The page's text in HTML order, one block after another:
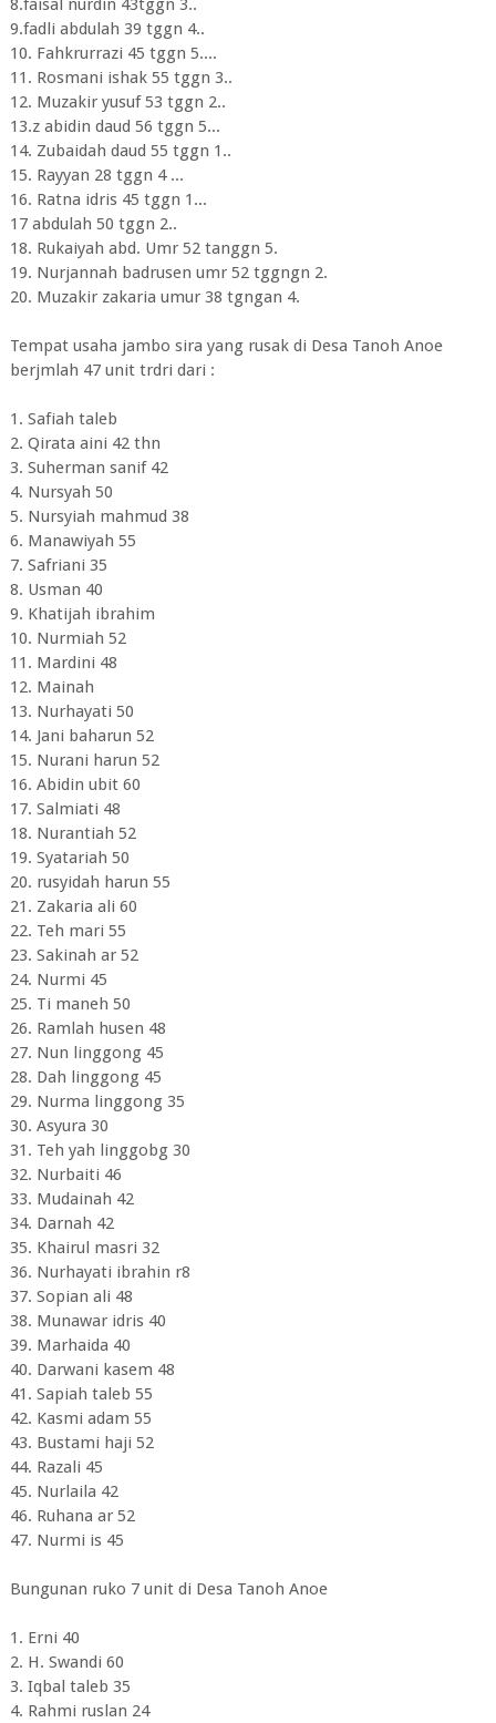
9.fadli abdulah 39 tggn 4..
10. Fahkrurrazi 45 tggn 5....
11. Rosmani ishak 55 tggn 3..
12. Muzakir yusuf 53 tggn 2..
13.z abidin daud 56 tggn 5...
14. Zubaidah daud 55 tggn 1..
15. Rayyan 28 tggn 4 ...
16. Ratna idris 45 tggn 1...
17 abdulah 50 tggn 2..
18. Rukaiyah abd. Umr 52 tanggn 5.
19. Nurjannah badrusen umr 52 tggngn 2.
20. Muzakir zakaria umur 38 tgngan 4.
Tempat usaha jambo sira yang rusak di Desa Tanoh Anoe
berjmlah 47 unit trdri dari :
1. Safiah taleb
2. Qirata aini 42 thn
3. Suherman sanif 42
4. Nursyah 50
5. Nursyiah mahmud 38
6. Manawiyah 55
7. Safriani 35
8. Usman 40
9. Khatijah ibrahim
10. Nurmiah 52
11. Mardini 48
12. Mainah
13. Nurhayati 50
14. Jani baharun 52
15. Nurani harun 52
16. Abidin ubit 60
17. Salmiati 48
18. Nurantiah 52
19. Syatariah 50
20. rusyidah harun 55
21. Zakaria ali 60
22. Teh mari 55
23. Sakinah ar 52
24. Nurmi 45
25. Ti maneh 50
26. Ramlah husen 48
27. Nun linggong 45
28. Dah linggong 45
29. Nurma linggong 35
30. Asyura 30
31. Teh yah linggobg 30
32. Nurbaiti 46
33. Mudainah 42
34. Darnah 42
35. Khairul masri 32
36. Nurhayati ibrahin r8
37. Sopian ali 48
38. Munawar idris 40
39. Marhaida 40
40. Darwani kasem 48
41. Sapiah taleb 55
42. Kasmi adam 55
43. Bustami haji 52
44. Razali 45
45. Nurlaila 42
46. Ruhana ar 52
47. Nurmi is 45
Bungunan ruko 7 unit di Desa Tanoh Anoe
1. Erni 40
2. H. Swandi 60
3. Iqbal taleb 35
4. Rahmi ruslan 24